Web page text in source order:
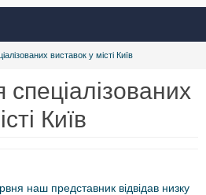
виставок у місті Київ
спеціалізованих
Київ
наш представник відвідав низку